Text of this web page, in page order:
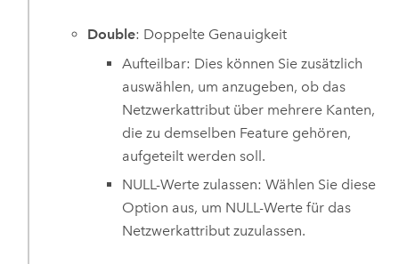
Double: Doppelte Genauigkeit
Aufteilbar: Dies können Sie zusätzlich
auswählen, um anzugeben, ob das
Netzwerkattribut über mehrere Kanten,
die zu demselben Feature gehören,
aufgeteilt werden soll.
NULL-Werte zulassen: Wählen Sie diese
Option aus, um NULL-Werte für das
Netzwerkattribut zuzulassen.